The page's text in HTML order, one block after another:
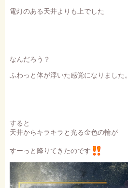
電灯のある天井よりも上でした
なんだろう？
ふわっと体が浮いた感覚になりました。
すると
天井からキラキラと光る金色の輪が
すーっと降りてきたのです